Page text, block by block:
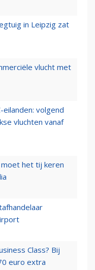
in Leipzig zat
vlucht met
volgend
vluchten vanaf
het tij keren
Class? Bij
euro extra